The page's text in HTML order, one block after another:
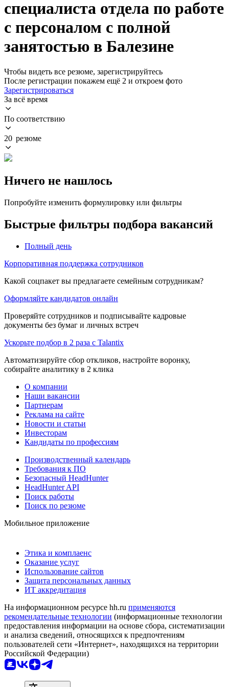
специалиста отдела по работе
с персоналом с полной
занятостью в Балезине
Чтобы видеть все резюме, зарегистрируйтесь
После регистрации покажем ещё 2 и откроем фото
Зарегистрироваться
За всё время
По соответствию
20 резюме
Ничего не нашлось
Попробуйте изменить формулировку или фильтры
Быстрые фильтры подбора вакансий
Полный день
Корпоративная поддержка сотрудников
Какой соцпакет вы предлагаете семейным сотрудникам?
Оформляйте кандидатов онлайн
Проверяйте сотрудников и подписывайте кадровые
документы без бумаг и личных встреч
Ускорьте подбор в 2 раза с Talantix
Автоматизируйте сбор откликов, настройте воронку,
собирайте аналитику в 2 клика
О компании
Наши вакансии
Партнерам
Реклама на сайте
Новости и статьи
Инвесторам
Кандидаты по профессиям
Производственный календарь
Требования к ПО
Безопасный HeadHunter
HeadHunter API
Поиск работы
Поиск по резюме
Мобильное приложение
Этика и комплаенс
Оказание услуг
Использование сайтов
Защита персональных данных
ИТ аккредитация
На информационном ресурсе hh.ru применяются
рекомендательные технологии (информационные технологии
предоставления информации на основе сбора, систематизации
и анализа сведений, относящихся к предпочтениям
пользователей сети «Интернет», находящихся на территории
Российской Федерации)